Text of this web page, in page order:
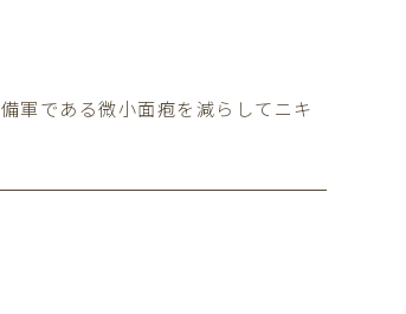
軍である微小面疱を減らしてニキ